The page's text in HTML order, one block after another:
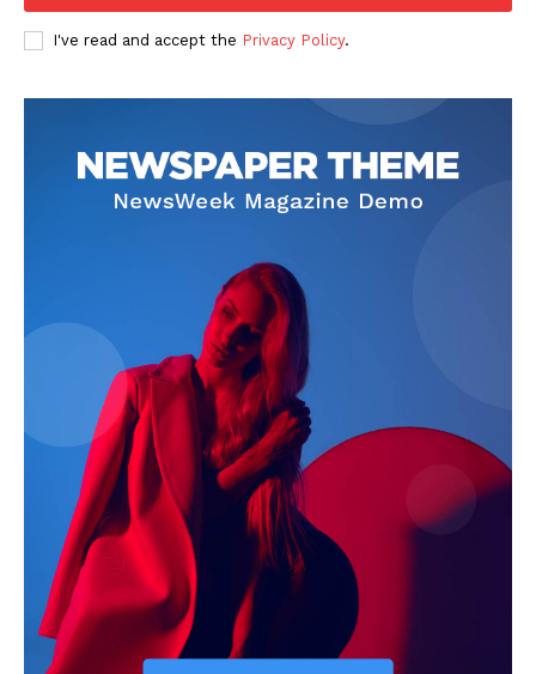
Subscription Plans
My account
I've read and accept the Privacy Policy.